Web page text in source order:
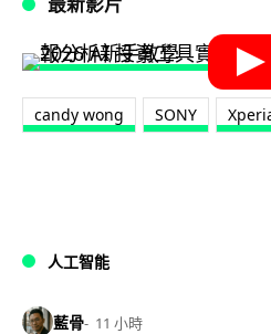
candy wong SONY
人工智能
藍骨 11 小時